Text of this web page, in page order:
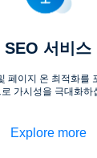
SEO 서비스
페이지 온 최적화를
가시성을 극대화하
Explore more